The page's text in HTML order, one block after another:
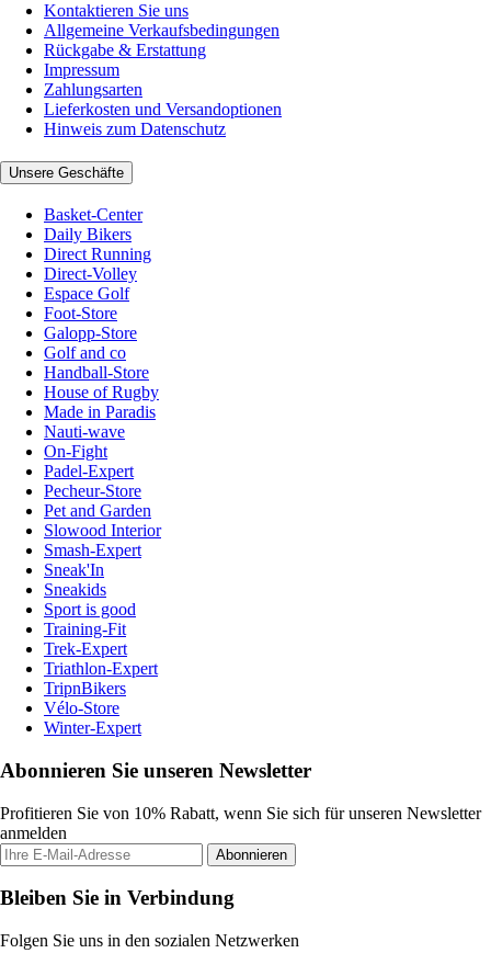
Kontaktieren Sie uns
Allgemeine Verkaufsbedingungen
Rückgabe & Erstattung
Impressum
Zahlungsarten
Lieferkosten und Versandoptionen
Hinweis zum Datenschutz
Unsere Geschäfte
Basket-Center
Daily Bikers
Direct Running
Direct-Volley
Espace Golf
Foot-Store
Galopp-Store
Golf and co
Handball-Store
House of Rugby
Made in Paradis
Nauti-wave
On-Fight
Padel-Expert
Pecheur-Store
Pet and Garden
Slowood Interior
Smash-Expert
Sneak'In
Sneakids
Sport is good
Training-Fit
Trek-Expert
Triathlon-Expert
TripnBikers
Vélo-Store
Winter-Expert
Abonnieren Sie unseren Newsletter
Profitieren Sie von 10% Rabatt, wenn Sie sich für unseren Newsletter
anmelden
Abonnieren
Bleiben Sie in Verbindung
Folgen Sie uns in den sozialen Netzwerken